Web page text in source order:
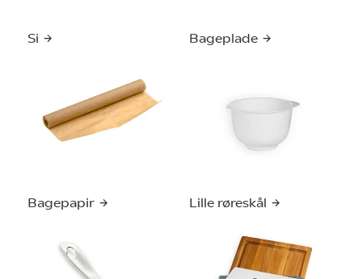
Si Bageplade
Bagepapir Lille røreskål